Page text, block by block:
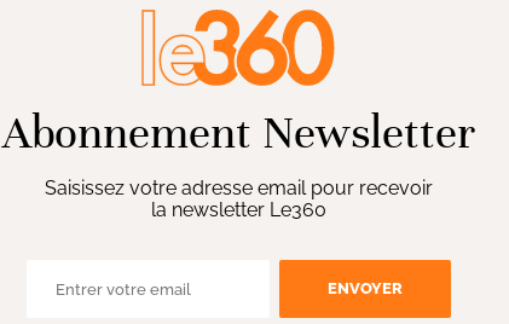
Abonnement Newsletter
Saisissez votre adresse email pour recevoir
la newsletter Le360
ENVOYER